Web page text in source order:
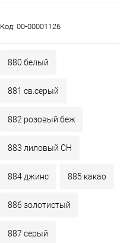
Код: 00-00001126
880 белый
881 св.серый
882 розовый беж
883 лиловый СН
884 джинс 885 какао
886 золотистый
887 серый